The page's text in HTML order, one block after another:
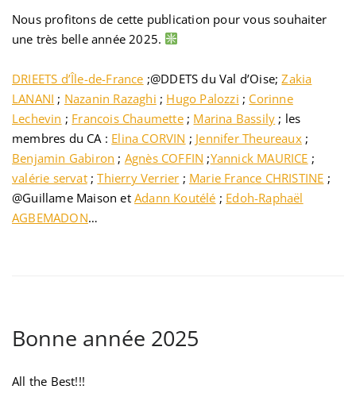
Nous profitons de cette publication pour vous souhaiter
une très belle année 2025.
DRIEETS d’Île-de-France ;@DDETS du Val d’Oise;Zakia
LANANI ; Nazanin Razaghi ; Hugo Palozzi ; Corinne
Lechevin ; Francois Chaumette; Marina Bassily ; les
membres du CA : Elina CORVIN ; Jennifer Theureaux;
Benjamin Gabiron ; Agnès COFFIN ;Yannick MAURICE ;
valérie servat;Thierry Verrier ; Marie France CHRISTINE ;
@Guillame Maison et Adann Koutélé ; Edoh-Raphaël
AGBEMADON…
Bonne année 2025
All the Best!!!